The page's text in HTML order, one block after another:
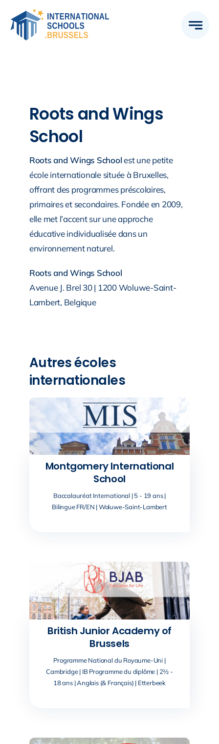
content
Roots and Wings
School
Roots and Wings Schoolest une petite
école internationale située à Bruxelles,
offrant des programmes préscolaires,
primaires et secondaires. Fondée en 2009,
elle met l’accent sur une approche
éducative individualisée dans un
environnement naturel.
Roots and Wings School
Avenue J. Brel 30 | 1200 Woluwe-Saint-
Lambert, Belgique
Autres écoles
internationales
Montgomery International
School
Baccalauréat International | 5 - 19 ans |
Bilingue FR/EN | Woluwe-Saint-Lambert
British Junior Academy of
Brussels
Programme National du Royaume-Uni |
Cambridge | IB Programme du diplôme | 2½ -
18 ans | Anglais (& Français) | Etterbeek